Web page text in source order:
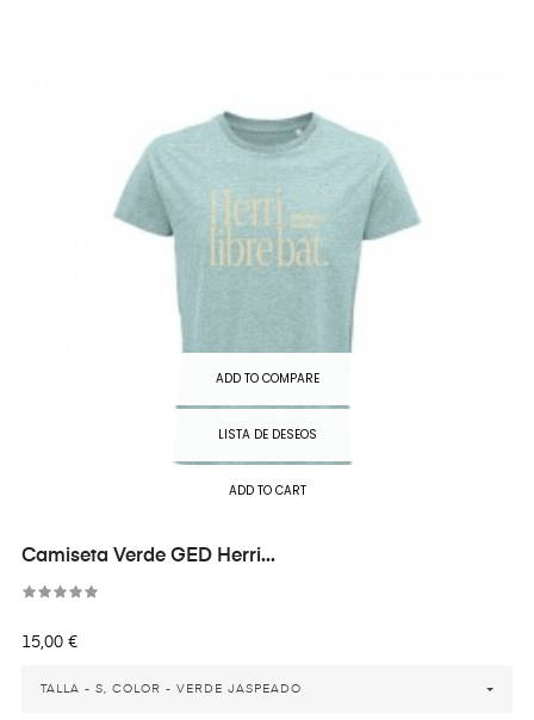
ADD TO COMPARE
LISTA DE DESEOS
ADD TO CART
Camiseta Verde GED Herri...
Precio
15,00 €
TALLA - S, COLOR - VERDE JASPEADO